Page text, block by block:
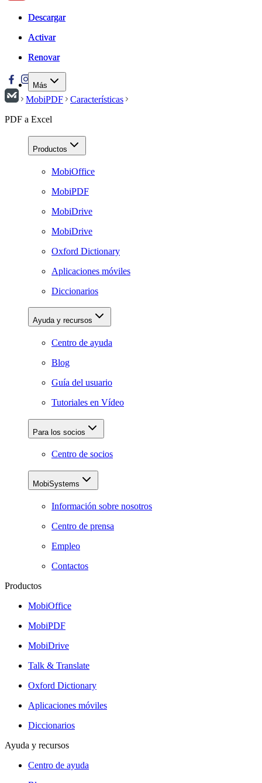
Descargar
Activar
Renovar
Más
Descargar
Activar
Renovar
MobiPDF
Características
PDF a Excel
Productos
MobiOffice
MobiPDF
MobiDrive
MobiDrive
Oxford Dictionary
Aplicaciones móviles
Diccionarios
Ayuda y recursos
Centro de ayuda
Blog
Guía del usuario
Tutoriales en Vídeo
Para los socios
Centro de socios
MobiSystems
Información sobre nosotros
Centro de prensa
Empleo
Contactos
Productos
MobiOffice
MobiPDF
MobiDrive
Talk & Translate
Oxford Dictionary
Aplicaciones móviles
Diccionarios
Ayuda y recursos
Centro de ayuda